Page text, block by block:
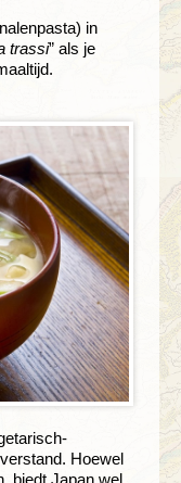
in
trassi” als je
Hoewel
biedt Japan wel